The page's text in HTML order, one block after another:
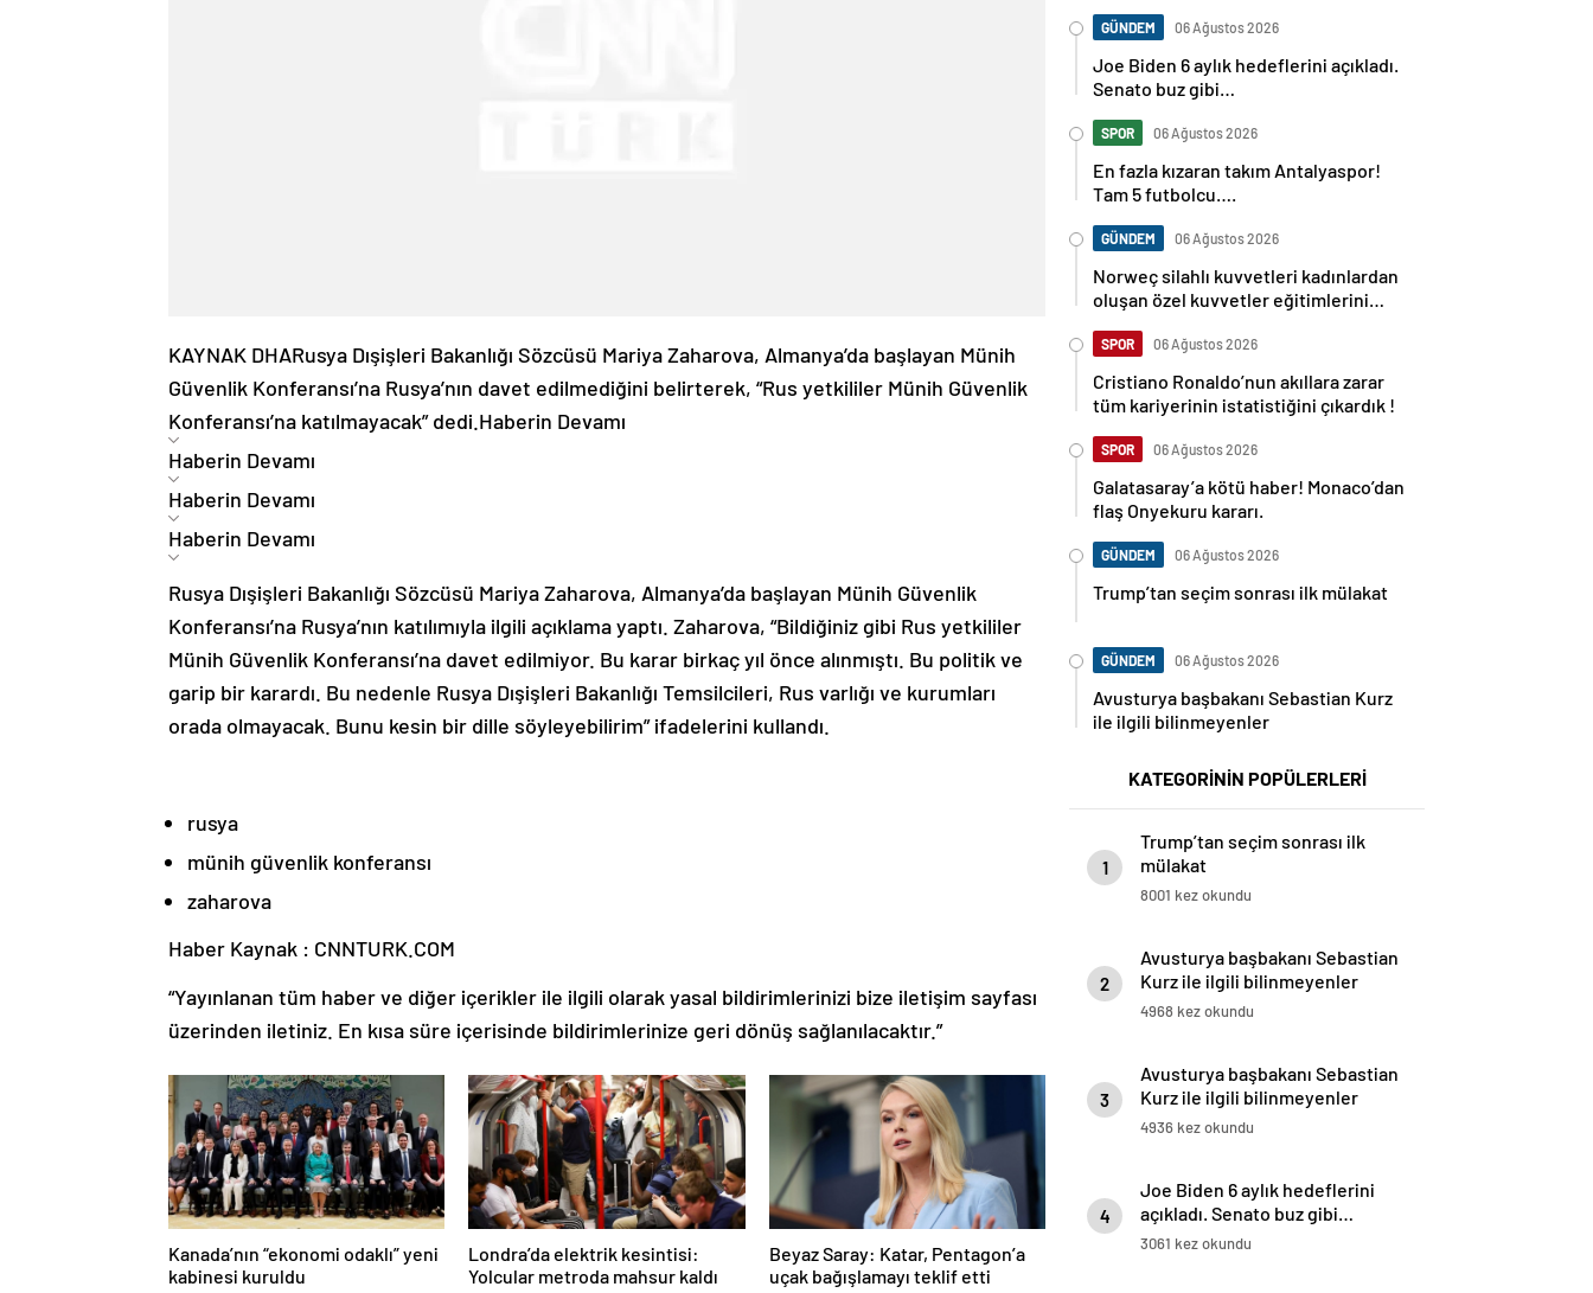
KAYNAK DHARusya Dışişleri Bakanlığı Sözcüsü Mariya Zaharova, Almanya’da başlayan Münih
Güvenlik Konferansı’na Rusya’nın davet edilmediğini belirterek, “Rus yetkililer Münih Güvenlik
Konferansı’na katılmayacak” dedi.Haberin Devamı
Haberin Devamı
Haberin Devamı
Haberin Devamı
Rusya Dışişleri Bakanlığı Sözcüsü Mariya Zaharova, Almanya’da başlayan Münih Güvenlik
Konferansı’na Rusya’nın katılımıyla ilgili açıklama yaptı. Zaharova, “Bildiğiniz gibi Rus yetkililer
Münih Güvenlik Konferansı’na davet edilmiyor. Bu karar birkaç yıl önce alınmıştı. Bu politik ve
garip bir karardı. Bu nedenle Rusya Dışişleri Bakanlığı Temsilcileri, Rus varlığı ve kurumları
orada olmayacak. Bunu kesin bir dille söyleyebilirim” ifadelerini kullandı.
rusya
münih güvenlik konferansı
zaharova
Haber Kaynak : CNNTURK.COM
“Yayınlanan tüm haber ve diğer içerikler ile ilgili olarak yasal bildirimlerinizi bize iletişim sayfası
üzerinden iletiniz. En kısa süre içerisinde bildirimlerinize geri dönüş sağlanılacaktır.”
Kanada’nın “ekonomi odaklı” yeni
kabinesi kuruldu
Londra’da elektrik kesintisi:
Yolcular metroda mahsur kaldı
Beyaz Saray: Katar, Pentagon’a
uçak bağışlamayı teklif etti
GÜNDEM 06 Ağustos 2026
Joe Biden 6 aylık hedeflerini açıkladı.
Senato buz gibi…
SPOR 06 Ağustos 2026
En fazla kızaran takım Antalyaspor!
Tam 5 futbolcu….
GÜNDEM 06 Ağustos 2026
Norweç silahlı kuvvetleri kadınlardan
oluşan özel kuvvetler eğitimlerini
SPOR 06 Ağustos 2026
Cristiano Ronaldo’nun akıllara zarar
tüm kariyerinin istatistiğini çıkardık !
SPOR 06 Ağustos 2026
Galatasaray’a kötü haber! Monaco’dan
flaş Onyekuru kararı.
GÜNDEM 06 Ağustos 2026
Trump’tan seçim sonrası ilk mülakat
GÜNDEM 06 Ağustos 2026
Avusturya başbakanı Sebastian Kurz
ile ilgili bilinmeyenler
KATEGORİNİN POPÜLERLERİ
1
Trump’tan seçim sonrası ilk
mülakat
8001 kez okundu
2
Avusturya başbakanı Sebastian
Kurz ile ilgili bilinmeyenler
4968 kez okundu
3
Avusturya başbakanı Sebastian
Kurz ile ilgili bilinmeyenler
4936 kez okundu
4
Joe Biden 6 aylık hedeflerini
açıkladı. Senato buz gibi…
3061 kez okundu